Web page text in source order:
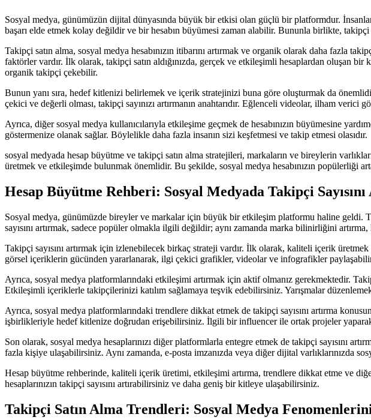
Sosyal medya, günümüzün dijital dünyasında büyük bir etkisi olan güçlü bir platformdur.
başarı elde etmek kolay değildir ve bir hesabın büyümesi zaman alabilir. Bununla birlikte,
Takipçi satın alma, sosyal medya hesabınızın itibarını artırmak ve organik olarak daha fazla
faktörler vardır. İlk olarak, takipçi satın aldığınızda, gerçek ve etkileşimli hesaplardan oluşan
organik takipçi çekebilir.
Bunun yanı sıra, hedef kitlenizi belirlemek ve içerik stratejinizi buna göre oluşturmak da
çekici ve değerli olması, takipçi sayınızı artırmanın anahtarıdır. Eğlenceli videolar, ilham
Ayrıca, diğer sosyal medya kullanıcılarıyla etkileşime geçmek de hesabınızın büyümesine
göstermenize olanak sağlar. Böylelikle daha fazla insanın sizi keşfetmesi ve takip etmesi olasıdır.
sosyal medyada hesap büyütme ve takipçi satın alma stratejileri, markaların ve bireylerin
üretmek ve etkileşimde bulunmak önemlidir. Bu şekilde, sosyal medya hesabınızın popülerliği
Hesap Büyütme Rehberi: Sosyal Medyada Takipçi
Sosyal medya, günümüzde bireyler ve markalar için büyük bir etkileşim platformu haline geldi.
sayısını artırmak, sadece popüler olmakla ilgili değildir; aynı zamanda marka bilinirliğini
Takipçi sayısını artırmak için izlenebilecek birkaç strateji vardır. İlk olarak, kaliteli içerik
görsel içeriklerin gücünden yararlanarak, ilgi çekici grafikler, videolar ve infografikler
Ayrıca, sosyal medya platformlarındaki etkileşimi artırmak için aktif olmanız gerekmektedir.
Etkileşimli içeriklerle takipçilerinizi katılım sağlamaya teşvik edebilirsiniz. Yarışmalar
Ayrıca, sosyal medya platformlarındaki trendlere dikkat etmek de takipçi sayısını artırma
işbirlikleriyle hedef kitlenize doğrudan erişebilirsiniz. İlgili bir influencer ile ortak projeler
Son olarak, sosyal medya hesaplarınızı diğer platformlarla entegre etmek de takipçi sayısını
fazla kişiye ulaşabilirsiniz. Aynı zamanda, e-posta imzanızda veya diğer dijital varlıklarınızda
Hesap büyütme rehberinde, kaliteli içerik üretimi, etkileşimi artırma, trendlere dikkat etme ve
hesaplarınızın takipçi sayısını artırabilirsiniz ve daha geniş bir kitleye ulaşabilirsiniz.
Takipçi Satın Alma Trendleri: Sosyal Medya